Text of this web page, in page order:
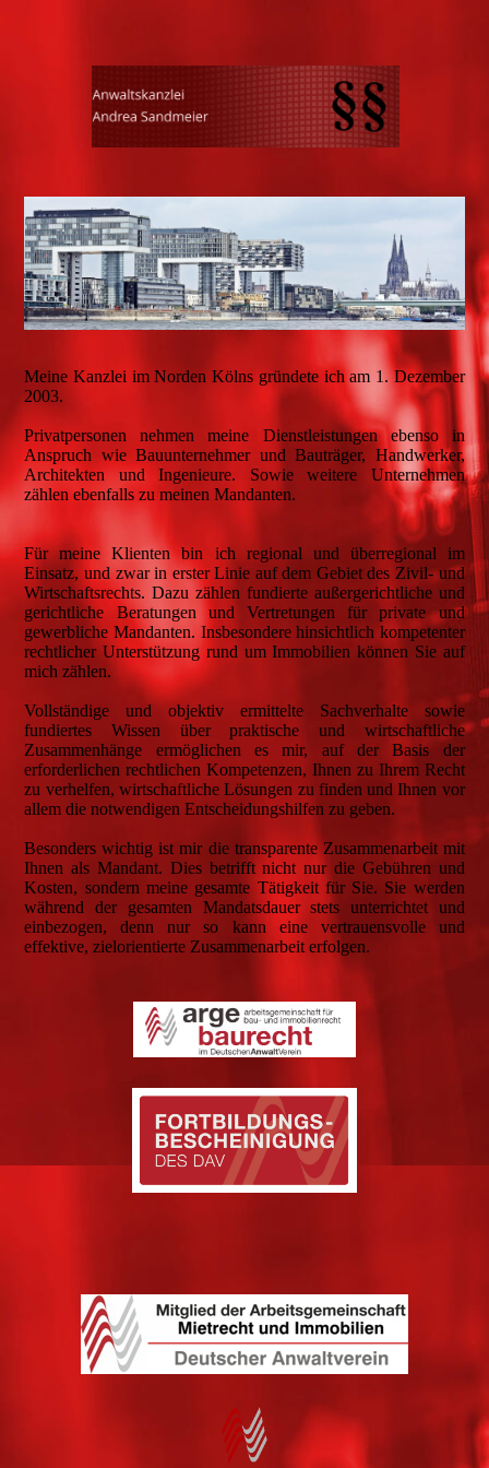
Meine Kanzlei im Norden Kölns gründete ich am 1. Dezember
2003.
Privatpersonen nehmen meine Dienstleistungen ebenso in
Anspruch wie Bauunternehmer und Bauträger, Handwerker,
Architekten und Ingenieure. Sowie weitere Unternehmen
zählen ebenfalls zu meinen Mandanten.
Für meine Klienten bin ich regional und überregional im
Einsatz, und zwar in erster Linie auf dem Gebiet des Zivil- und
Wirtschaftsrechts. Dazu zählen fundierte außergerichtliche und
gerichtliche Beratungen und Vertretungen für private und
gewerbliche Mandanten. Insbesondere hinsichtlich kompetenter
rechtlicher Unterstützung rund um Immobilien können Sie auf
mich zählen.
Vollständige und objektiv ermittelte Sachverhalte sowie
fundiertes Wissen über praktische und wirtschaftliche
Zusammenhänge ermöglichen es mir, auf der Basis der
erforderlichen rechtlichen Kompetenzen, Ihnen zu Ihrem Recht
zu verhelfen, wirtschaftliche Lösungen zu finden und Ihnen vor
allem die notwendigen Entscheidungshilfen zu geben.
Besonders wichtig ist mir die transparente Zusammenarbeit mit
Ihnen als Mandant. Dies betrifft nicht nur die Gebühren und
Kosten, sondern meine gesamte Tätigkeit für Sie. Sie werden
während der gesamten Mandatsdauer stets unterrichtet und
einbezogen, denn nur so kann eine vertrauensvolle und
effektive, zielorientierte Zusammenarbeit erfolgen.